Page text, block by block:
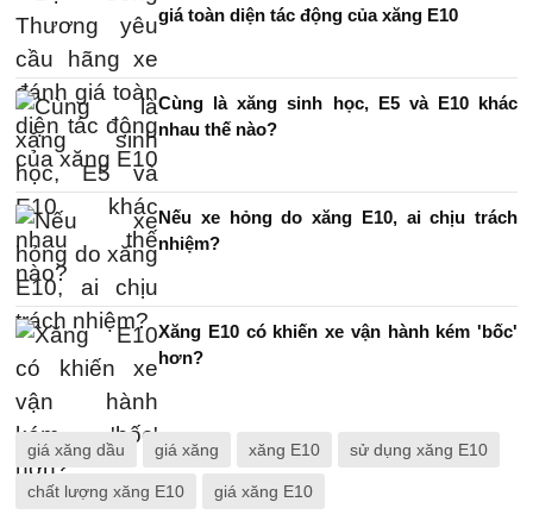
giá toàn diện tác động của xăng E10
Cùng là xăng sinh học, E5 và E10 khác
nhau thế nào?
Nếu xe hỏng do xăng E10, ai chịu trách
nhiệm?
Xăng E10 có khiến xe vận hành kém 'bốc'
hơn?
giá xăng dầu giá xăng xăng E10 sử dụng xăng E10
chất lượng xăng E10 giá xăng E10